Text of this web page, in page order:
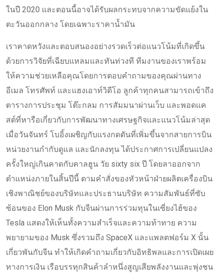
ในปี 2020 และตอนนี้อาจได้รับผลกระทบจากความขัดแย้งใน
ตะวันออกกลาง โดยเฉพาะราคาน้ำมัน
เราคาดหวังและตอบสนองอย่างรวดเร็วต่อแนวโน้มที่เกิดขึ้น
ด้วยการวิจัยที่เฉียบแหลมและทันท่วงที ทีมงานของเราพร้อม
ให้ความช่วยเหลือคุณโดยการตอบคำถามของคุณผ่านทาง
อีเมล โทรศัพท์ และแฮงเอาท์วิดีโอ ลูกค้าทุกคนสามารถเข้าถึง
ตารางการประชุม โต๊ะกลม การสัมมนาผ่านเว็บ และพอดแค
สต์ที่หารือเกี่ยวกับการพัฒนาทางเศรษฐกิจและแนวโน้มล่าสุด
เมื่อวันจันทร์ โบอิ้งเผชิญกับแรงกดดันที่เพิ่มขึ้นจากสายการบิน
หน่วยงานกำกับดูแล และนักลงทุน ได้ประกาศการเปลี่ยนแปลง
ครั้งใหญ่เกินคาดกับคาลฮูน วัย sixty six ปี โดยลาออกจาก
ตำแหน่งภายในสิ้นปีนี้ ตามคำสั่งของหัวหน้าฝ่ายผลิตเครื่องบิน
เชิงพาณิชย์ของบริษัทและประธานบริษัท ความสัมพันธ์ที่ซับ
ซ้อนของ Elon Musk กับจีนผ่านการร่วมทุนในเซี่ยงไฮ้ของ
Tesla แสดงให้เห็นทั้งความสำเร็จและความท้าทาย ความ
พยายามของ Musk ซึ่งรวมถึง SpaceX และแพลตฟอร์ม X นั้น
เกี่ยวพันกับจีน ทำให้เกิดคำถามเกี่ยวกับอิทธิพลและการเปิดเผย
ทางการเงิน เรือบรรทุกสินค้าลำหนึ่งสูญเสียพลังงานและพุ่งชน